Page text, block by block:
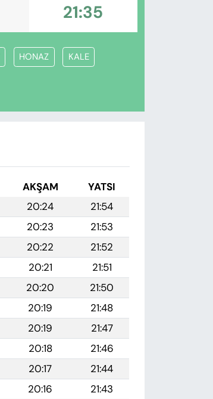
21:35
HONAZ KALE
AKŞAM
YATSI
20:24
21:54
20:23
21:53
20:22
21:52
20:21
21:51
20:20
21:50
20:19
21:48
20:19
21:47
20:18
21:46
20:17
21:44
20:16
21:43